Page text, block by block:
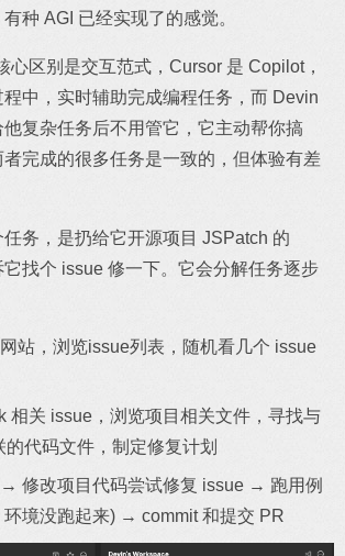
种 AGI 已经实现了的感觉。
心区别是交互范式，Cursor 是 Copilot，
中，实时辅助完成编程任务，而 Devin
复杂任务后不用管它，它主动帮你搞
完成的很多任务是一致的，但体验有差
务，是扔给它开源项目 JSPatch 的
找个 issue 修一下。它会分解任务逐步
站，浏览issue列表，随机看几个 issue
相关 issue，浏览项目相关文件，寻找与
的代码文件，制定修复计划
修改项目代码尝试修复 issue → 跑用例
环境没跑起来) → commit 和提交 PR